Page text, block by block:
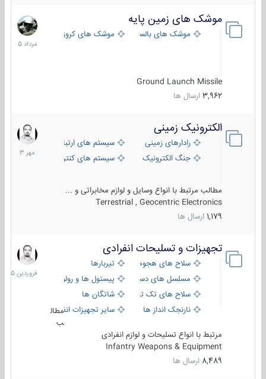
موشک های زمین پایه
موشک های بالستیک موشک های کروز
Ground Launch Missile
3,962 ارسال ها
2
مرداد
1405
الکترونیک زمینی
رادارهای زمینی
سیستم های ارتباطی و جمع آوری
جنگ الکترونیک
سیستم های کنترل آتش و تجهیزات
مطالب مرتبط با انواع وسایل و لوازم مخابراتی و ...
Terrestrial , Geocentric Electronics
1,179 ارسال ها
1
مهر
1403
تجهیزات و تسلیحات انفرادی
سلاح های هجومی
تیربارها
مسلسل های دستی
پیستول ها و رولورها
سلاح های تک تیر اندازیشاتگان ها
نارنجک انداز ها
سایر تجهیزات انفرادی
مطال
ب
مرتبط با انواع تسلیحات و لوازم انفرادی
Infantry Weapons & Equipment
8,489 ارسال ها
17
فروردین
1405